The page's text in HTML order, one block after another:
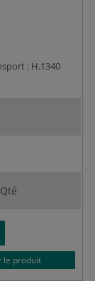
: H.1340
Qté
le produit